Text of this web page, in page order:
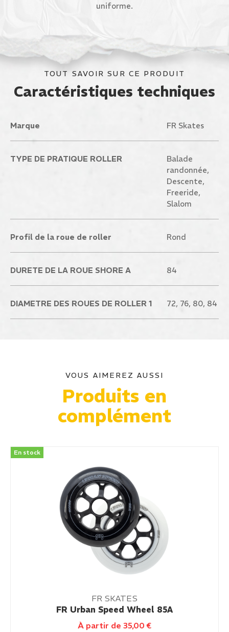
uniforme.
TOUT SAVOIR SUR CE PRODUIT
Caractéristiques techniques
Marque FR Skates
TYPE DE PRATIQUE ROLLER
Balade
randonnée,
Descente,
Freeride,
Slalom
Profil de la roue de roller Rond
DURETE DE LA ROUE SHORE A 84
DIAMETRE DES ROUES DE ROLLER 1 72, 76, 80, 84
VOUS AIMEREZ AUSSI
Produits en
complément
En stock
FR SKATES
FR Urban Speed Wheel 85A
À partir de 35,00€